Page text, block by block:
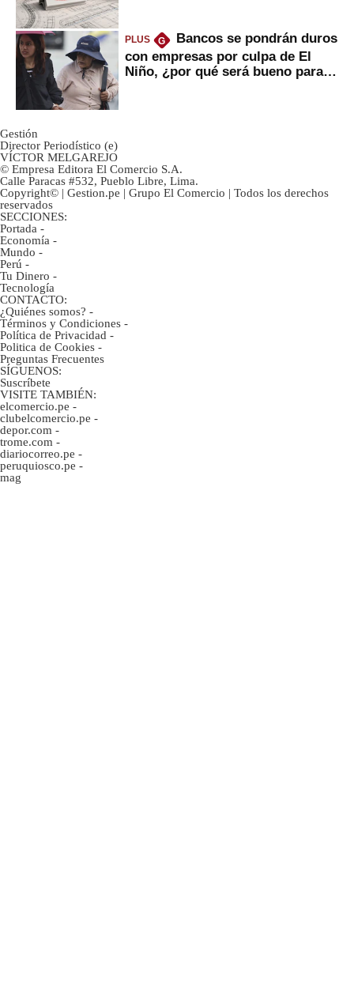
PLUS G
Bancos se pondrán duros
con empresas por culpa de El
Niño, ¿por qué será bueno para
Gestión
Director Periodístico (e)
VÍCTOR MELGAREJO
© Empresa Editora El Comercio S.A.
Calle Paracas #532, Pueblo Libre, Lima.
Copyright© | Gestion.pe | Grupo El Comercio | Todos los derechos
reservados
SECCIONES:
Portada -
Economía -
Mundo -
Perú -
Tu Dinero -
Tecnología
CONTACTO:
¿Quiénes somos? -
Términos y Condiciones -
Política de Privacidad -
Politica de Cookies -
Preguntas Frecuentes
SÍGUENOS:
Suscríbete
VISITE TAMBIÉN:
elcomercio.pe -
clubelcomercio.pe -
depor.com -
trome.com -
diariocorreo.pe -
peruquiosco.pe -
mag